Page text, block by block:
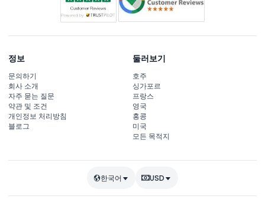
정보
문의하기
회사 소개
자주 묻는 질문
약관 및 조건
개인정보 처리방침
블로그
둘러보기
호주
싱가포르
프랑스
영국
홍콩
미국
모든 목적지
한국어 USD